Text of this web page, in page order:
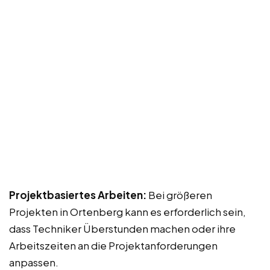
Projektbasiertes Arbeiten: Bei größeren
Projekten in Ortenberg kann es erforderlich sein,
dass Techniker Überstunden machen oder ihre
Arbeitszeiten an die Projektanforderungen
anpassen.